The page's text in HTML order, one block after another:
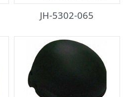
JH-5302-065